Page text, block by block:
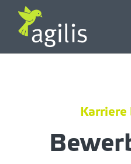
Karriere